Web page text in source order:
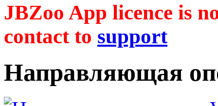
JBZoo App licence is
contact to support
Направляющая